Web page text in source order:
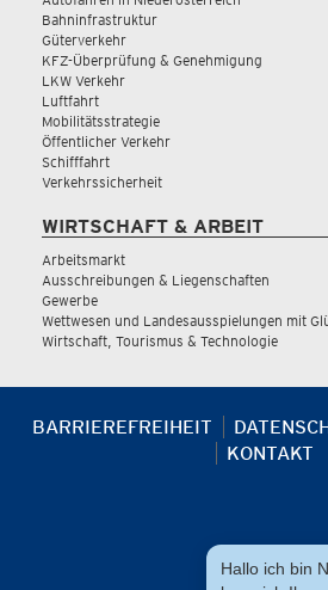
Bahninfrastruktur
Güterverkehr
KFZ-Überprüfung & Genehmigung
LKW Verkehr
Luftfahrt
Mobilitätsstrategie
Öffentlicher Verkehr
Schifffahrt
Verkehrssicherheit
WIRTSCHAFT & ARBEIT
Arbeitsmarkt
Ausschreibungen & Liegenschaften
Gewerbe
Wettwesen und Landesausspielungen mit
Wirtschaft, Tourismus & Technologie
BARRIEREFREIHEIT
KONTAKT
Hallo ich bin